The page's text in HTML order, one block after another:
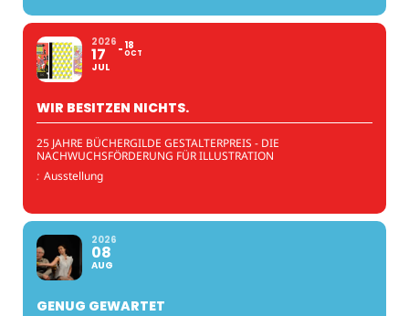
2026
17
JUL
18
OCT
WIR BESITZEN NICHTS.
25 JAHRE BÜCHERGILDE GESTALTERPREIS - DIE
NACHWUCHSFÖRDERUNG FÜR ILLUSTRATION
: Ausstellung
2026
08
AUG
GENUG GEWARTET